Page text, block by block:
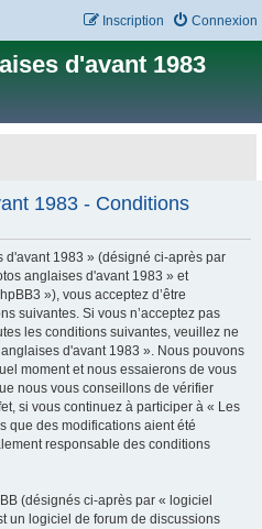
Connexion
Inscription
d'avant 1983
1983 - Conditions
d'avant 1983 » (désigné ci-après par
anglaises d'avant 1983 » et
»), vous acceptez d’être
suivantes. Si vous n’acceptez pas
les conditions suivantes, veuillez ne
d'avant 1983 ». Nous pouvons
moment et nous essaierons de vous
nous vous conseillons de vérifier
si vous continuez à participer à « Les
que des modifications aient été
responsable des conditions
(désignés ci-après par « logiciel
un logiciel de forum de discussions